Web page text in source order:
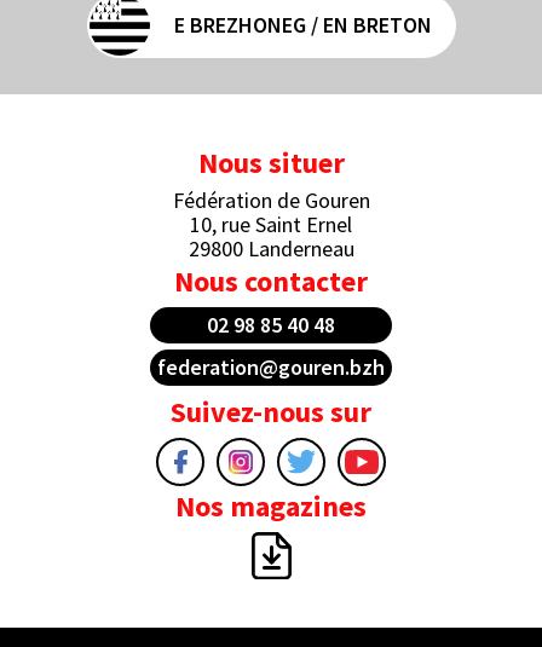
E BREZHONEG / EN BRETON
Nous situer
Fédération de Gouren
10, rue Saint Ernel
29800 Landerneau
Nous contacter
02 98 85 40 48
federation@gouren.bzh
Suivez-nous sur
Nos magazines